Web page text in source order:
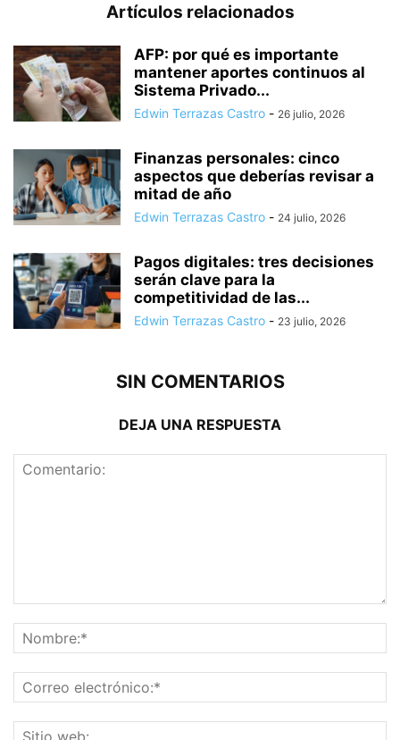
Artículos relacionados
AFP: por qué es importante
mantener aportes continuos al
Sistema Privado...
Edwin Terrazas Castro - 26 julio, 2026
Finanzas personales: cinco
aspectos que deberías revisar a
mitad de año
Edwin Terrazas Castro - 24 julio, 2026
Pagos digitales: tres decisiones
serán clave para la
competitividad de las...
Edwin Terrazas Castro - 23 julio, 2026
SIN COMENTARIOS
DEJA UNA RESPUESTA